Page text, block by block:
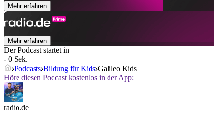
Mehr erfahren
Mehr erfahren
Der Podcast startet in
- 0 Sek.
Podcasts Bildung für Kids Galileo Kids
Höre diesen Podcast kostenlos in der App:
radio.de